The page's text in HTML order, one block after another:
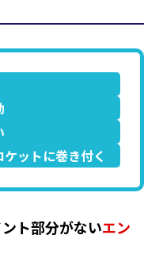
ットに巻き付く
ト部分がないエン